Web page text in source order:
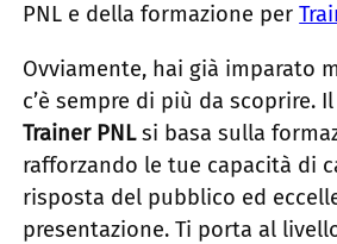
PNL e della formazione per
Ovviamente, hai già imparato
c’è sempre di più da scoprire.
Trainer PNLsi basa sulla
rafforzando le tue capacità di
risposta del pubblico ed
presentazione. Ti porta al